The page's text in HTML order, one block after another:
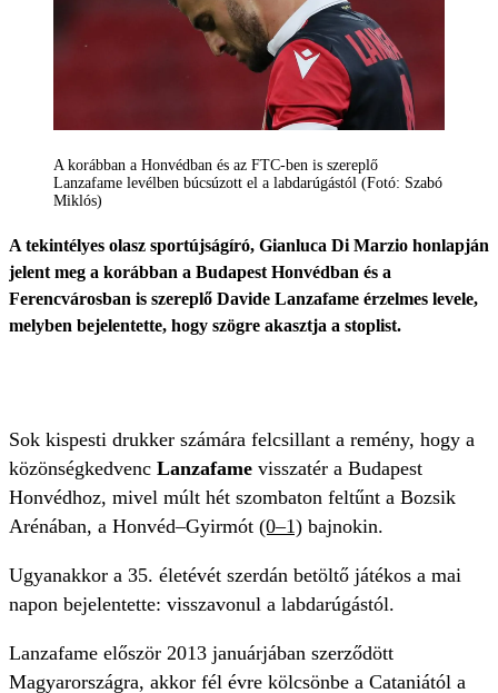
A korábban a Honvédban és az FTC-ben is szereplő
Lanzafame levélben búcsúzott el a labdarúgástól (Fotó: Szabó
Miklós)
A tekintélyes olasz sportújságíró, Gianluca Di Marzio honlapján
jelent meg a korábban a Budapest Honvédban és a
Ferencvárosban is szereplő Davide Lanzafame érzelmes levele,
melyben bejelentette, hogy szögre akasztja a stoplist.
Sok kispesti drukker számára felcsillant a remény, hogy a
közönségkedvenc Lanzafame visszatér a Budapest
Honvédhoz, mivel múlt hét szombaton feltűnt a Bozsik
Arénában, a Honvéd–Gyirmót (0–1) bajnokin.
Ugyanakkor a 35. életévét szerdán betöltő játékos a mai
napon bejelentette: visszavonul a labdarúgástól.
Lanzafame először 2013 januárjában szerződött
Magyarországra, akkor fél évre kölcsönbe a Cataniától a